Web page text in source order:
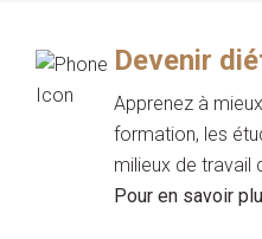
Devenir
Apprenez à
formation, les
milieux de travail
Pour en savoir